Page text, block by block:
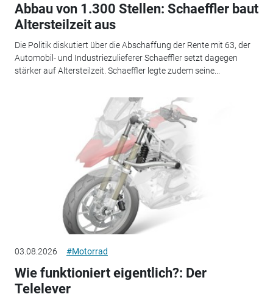
Abbau von 1.300 Stellen: Schaeffler baut
Altersteilzeit aus
Die Politik diskutiert über die Abschaffung der Rente mit 63, der
Automobil- und Industriezulieferer Schaeffler setzt dagegen
stärker auf Altersteilzeit. Schaeffler legte zudem seine...
03.08.2026 #Motorrad
Wie funktioniert eigentlich?: Der
Telelever